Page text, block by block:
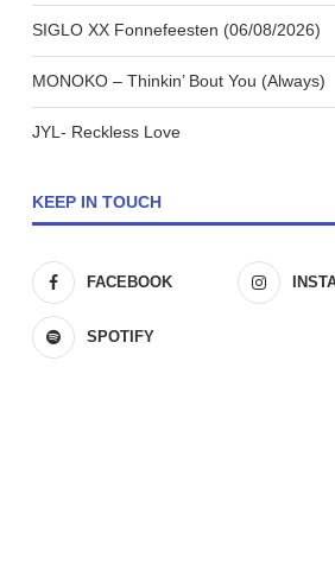
SIGLO XX Fonnefeesten (06/08/2026)
MONOKO – Thinkin’ Bout You (Always)
JYL- Reckless Love
KEEP IN TOUCH
FACEBOOK
SPOTIFY